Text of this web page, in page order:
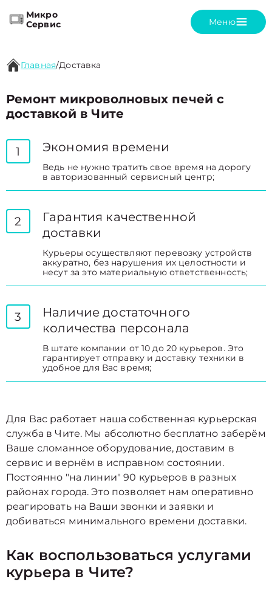
Микро
Сервис
Меню
Главная/Доставка
Ремонт микроволновых печей с
доставкой в Чите
1 Экономия времени
Ведь не нужно тратить свое время на дорогу
в авторизованный сервисный центр;
2
Гарантия качественной
доставки
Курьеры осуществляют перевозку устройств
аккуратно, без нарушения их целостности и
несут за это материальную ответственность;
3
Наличие достаточного
количества персонала
В штате компании от 10 до 20 курьеров. Это
гарантирует отправку и доставку техники в
удобное для Вас время;
Для Вас работает наша собственная курьерская
служба в Чите. Мы абсолютно бесплатно заберём
Ваше сломанное оборудование, доставим в
сервис и вернём в исправном состоянии.
Постоянно "на линии" 90 курьеров в разных
районах города. Это позволяет нам оперативно
реагировать на Ваши звонки и заявки и
добиваться минимального времени доставки.
Как воспользоваться услугами
курьера в Чите?